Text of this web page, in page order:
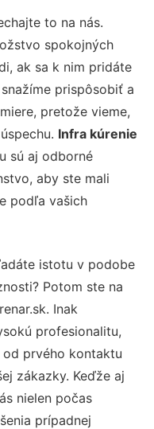
to na nás.
spokojných
ak sa k nim pridáte
prispôsobiť a
pretože vieme,
Infra kúrenie
sú aj odborné
aby ste mali
podľa vašich
istotu v podobe
Potom ste na
Inak
profesionalitu,
prvého kontaktu
zákazky. Keďže aj
nielen počas
prípadnej